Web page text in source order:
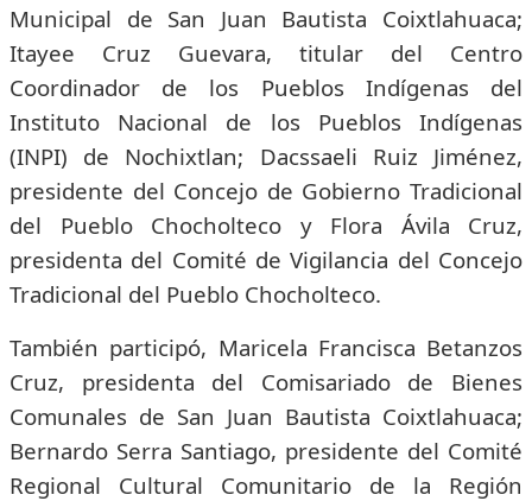
Municipal de San Juan Bautista Coixtlahuaca;
Itayee Cruz Guevara, titular del Centro
Coordinador de los Pueblos Indígenas del
Instituto Nacional de los Pueblos Indígenas
(INPI) de Nochixtlan; Dacssaeli Ruiz Jiménez,
presidente del Concejo de Gobierno Tradicional
del Pueblo Chocholteco y Flora Ávila Cruz,
presidenta del Comité de Vigilancia del Concejo
Tradicional del Pueblo Chocholteco.
También participó, Maricela Francisca Betanzos
Cruz, presidenta del Comisariado de Bienes
Comunales de San Juan Bautista Coixtlahuaca;
Bernardo Serra Santiago, presidente del Comité
Regional Cultural Comunitario de la Región